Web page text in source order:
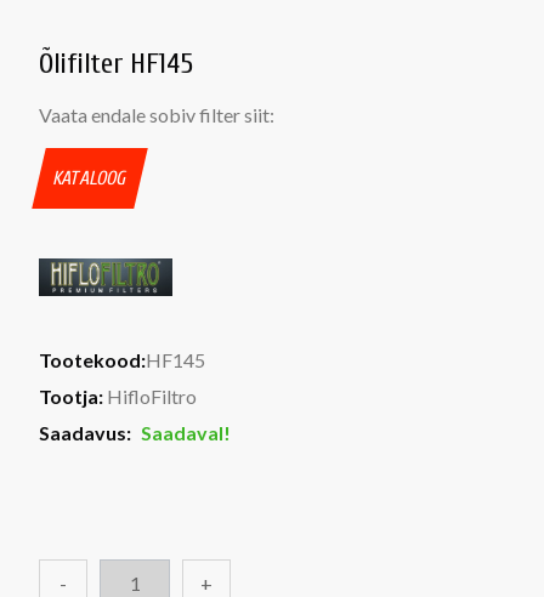
Õlifilter HF145
Vaata endale sobiv filter siit:
KATALOOG
Tootekood:HF145
Tootja: HifloFiltro
Saadavus: Saadaval!
- +